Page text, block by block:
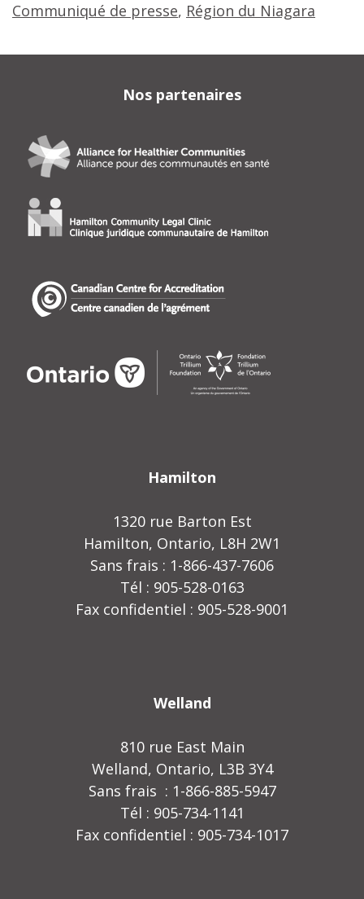
Communiqué de presse, Région du Niagara
Nos partenaires
Hamilton
1320 rue Barton Est
Hamilton, Ontario, L8H 2W1
Sans frais : 1-866-437-7606
Tél : 905-528-0163
Fax confidentiel : 905-528-9001
Welland
810 rue East Main
Welland, Ontario, L3B 3Y4
Sans frais : 1-866-885-5947
Tél : 905-734-1141
Fax confidentiel : 905-734-1017